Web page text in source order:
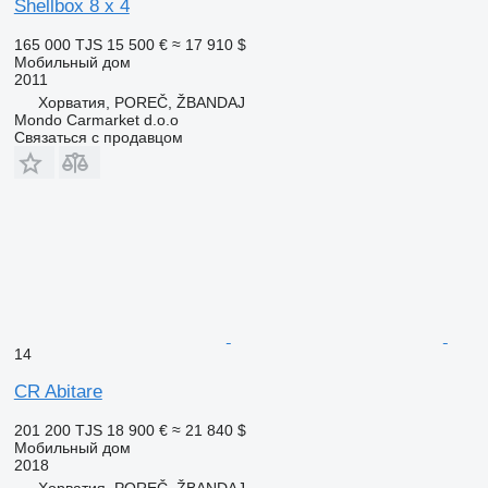
Shellbox 8 x 4
165 000 TJS 15 500 € ≈ 17 910 $
Мобильный дом
2011
Хорватия, POREČ, ŽBANDAJ
Mondo Carmarket d.o.o
Связаться с продавцом
14
CR Abitare
201 200 TJS 18 900 € ≈ 21 840 $
Мобильный дом
2018